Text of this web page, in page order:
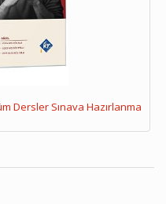
Dersler Sınava Hazırlanma